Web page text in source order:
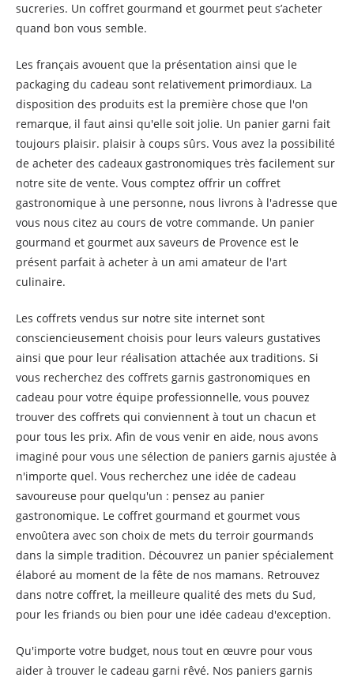
sucreries. Un coffret gourmand et gourmet peut s’acheter
quand bon vous semble.
Les français avouent que la présentation ainsi que le
packaging du cadeau sont relativement primordiaux. La
disposition des produits est la première chose que l'on
remarque, il faut ainsi qu'elle soit jolie. Un panier garni fait
toujours plaisir. plaisir à coups sûrs. Vous avez la possibilité
de acheter des cadeaux gastronomiques très facilement sur
notre site de vente. Vous comptez offrir un coffret
gastronomique à une personne, nous livrons à l'adresse que
vous nous citez au cours de votre commande. Un panier
gourmand et gourmet aux saveurs de Provence est le
présent parfait à acheter à un ami amateur de l'art
culinaire.
Les coffrets vendus sur notre site internet sont
consciencieusement choisis pour leurs valeurs gustatives
ainsi que pour leur réalisation attachée aux traditions. Si
vous recherchez des coffrets garnis gastronomiques en
cadeau pour votre équipe professionnelle, vous pouvez
trouver des coffrets qui conviennent à tout un chacun et
pour tous les prix. Afin de vous venir en aide, nous avons
imaginé pour vous une sélection de paniers garnis ajustée à
n'importe quel. Vous recherchez une idée de cadeau
savoureuse pour quelqu'un : pensez au panier
gastronomique. Le coffret gourmand et gourmet vous
envoûtera avec son choix de mets du terroir gourmands
dans la simple tradition. Découvrez un panier spécialement
élaboré au moment de la fête de nos mamans. Retrouvez
dans notre coffret, la meilleure qualité des mets du Sud,
pour les friands ou bien pour une idée cadeau d'exception.
Qu'importe votre budget, nous tout en œuvre pour vous
aider à trouver le cadeau garni rêvé. Nos paniers garnis